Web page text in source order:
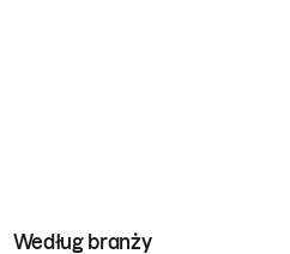
Według branży